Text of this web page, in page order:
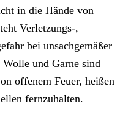
in die Hände von
Verletzungs-,
bei unsachgemäßer
und Garne sind
offenem Feuer, heißen
fernzuhalten.